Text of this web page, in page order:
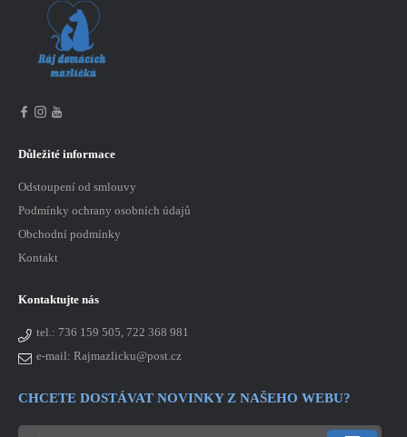
Důležité informace
Odstoupení od smlouvy
Podmínky ochrany osobních údajů
Obchodní podmínky
Kontakt
Kontaktujte nás
tel.: 736 159 505, 722 368 981
e-mail: Rajmazlicku@post.cz
CHCETE DOSTÁVAT NOVINKY Z NAŠEHO WEBU?